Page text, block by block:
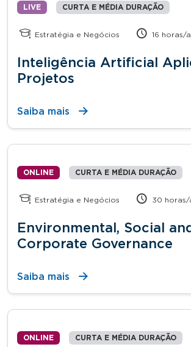
LIVE CURTA E MÉDIA DURAÇÃO
Estratégia e Negócios 16 horas/
Inteligência Artificial
Projetos
Saiba mais
ONLINE CURTA E MÉDIA DURAÇÃO
Estratégia e Negócios 30 horas/
Environmental, Social
Corporate Governance
Saiba mais
ONLINE CURTA E MÉDIA DURAÇÃO